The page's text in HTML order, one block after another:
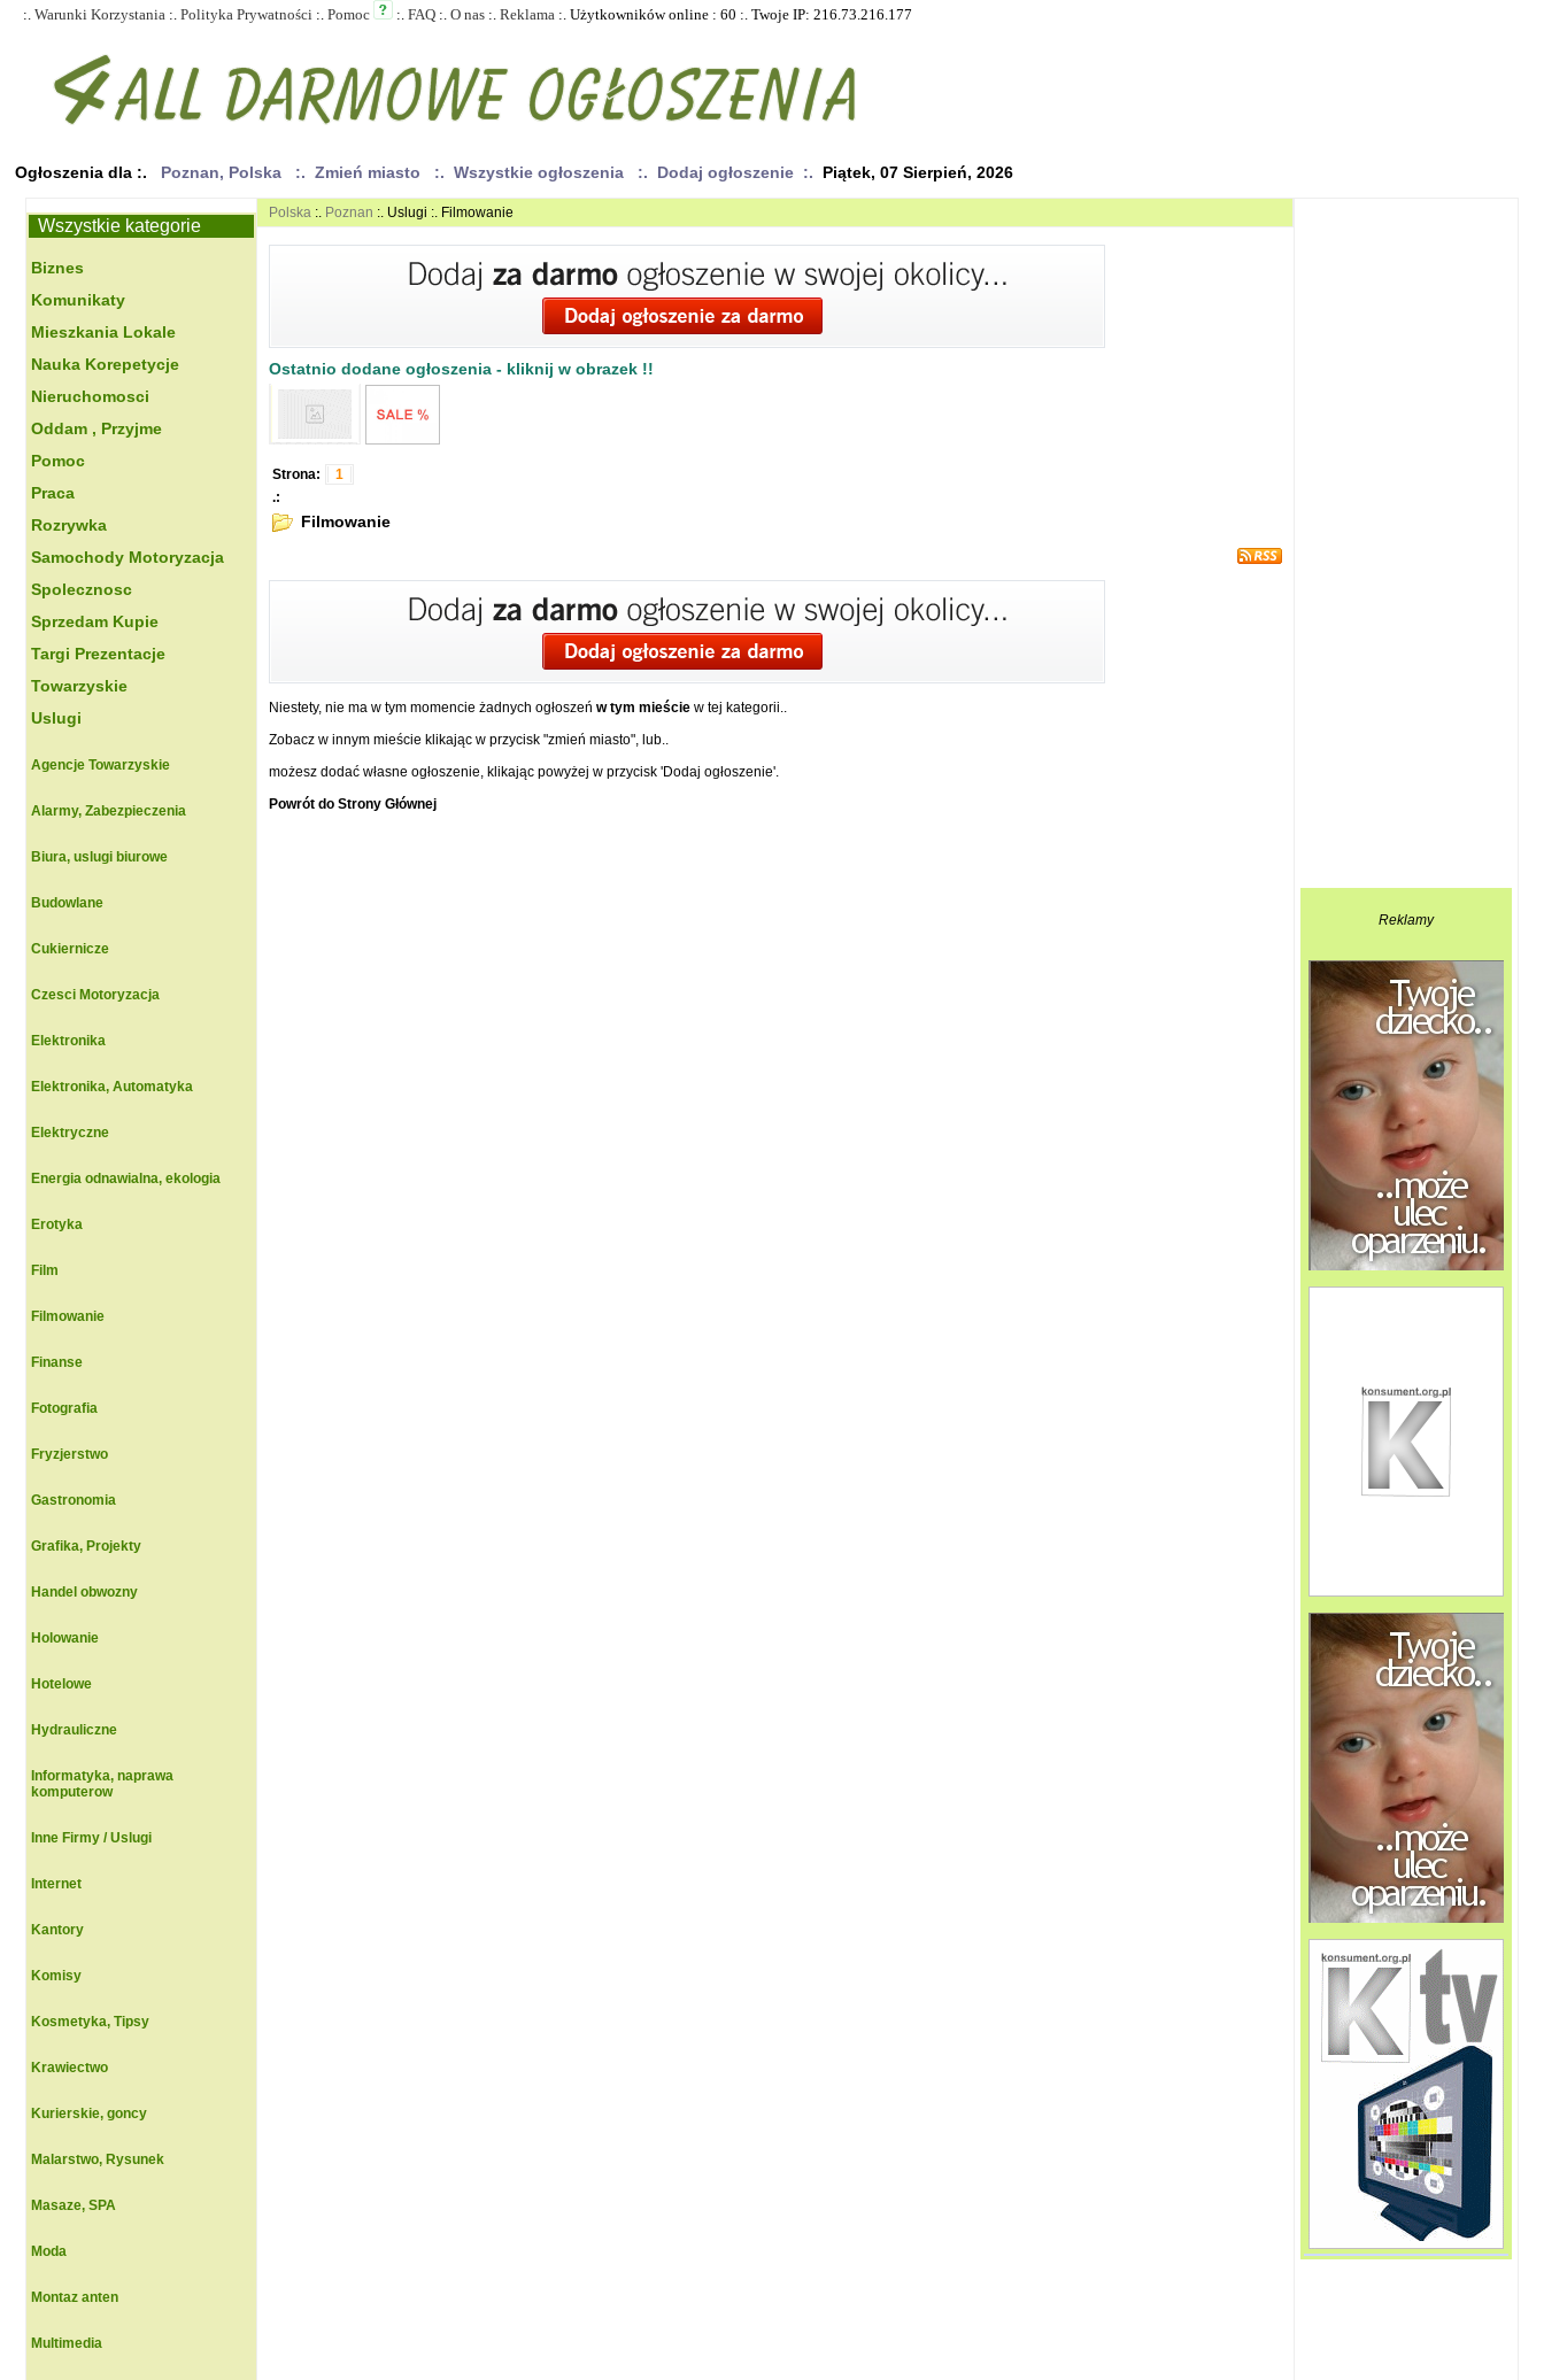
:. Warunki Korzystania :. Polityka Prywatności :. Pomoc :. FAQ :. O nas :. Reklama :. Użytkowników online : 60 :. Twoje IP: 216.73.216.177
Ogłoszenia dla :. Poznan, Polska :. Zmień miasto :. Wszystkie ogłoszenia :. Dodaj ogłoszenie :. Piątek, 07 Sierpień, 2026
Wszystkie kategorie
Biznes
Komunikaty
Mieszkania Lokale
Nauka Korepetycje
Nieruchomosci
Oddam , Przyjme
Pomoc
Praca
Rozrywka
Samochody Motoryzacja
Spolecznosc
Sprzedam Kupie
Targi Prezentacje
Towarzyskie
Uslugi
Agencje Towarzyskie
Alarmy, Zabezpieczenia
Biura, uslugi biurowe
Budowlane
Cukiernicze
Czesci Motoryzacja
Elektronika
Elektronika, Automatyka
Elektryczne
Energia odnawialna, ekologia
Erotyka
Film
Filmowanie
Finanse
Fotografia
Fryzjerstwo
Gastronomia
Grafika, Projekty
Handel obwozny
Holowanie
Hotelowe
Hydrauliczne
Informatyka, naprawa
komputerow
Inne Firmy / Uslugi
Internet
Kantory
Komisy
Kosmetyka, Tipsy
Krawiectwo
Kurierskie, goncy
Malarstwo, Rysunek
Masaze, SPA
Moda
Montaz anten
Multimedia
Polska :. Poznan :. Uslugi :. Filmowanie
Ostatnio dodane ogłoszenia - kliknij w obrazek !!
Strona:
1
.:
Filmowanie
Niestety, nie ma w tym momencie żadnych ogłoszeń w tym mieście w tej kategorii..
Zobacz w innym mieście klikając w przycisk "zmień miasto", lub..
możesz dodać własne ogłoszenie, klikając powyżej w przycisk 'Dodaj ogłoszenie'.
Powrót do Strony Głównej
Reklamy